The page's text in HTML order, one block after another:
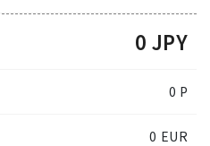
0 JPY
0 P
0 EUR